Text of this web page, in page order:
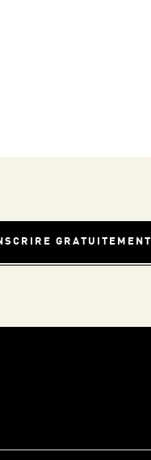
GRATUITEMENT